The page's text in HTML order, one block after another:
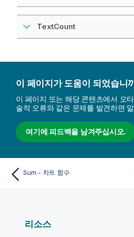
TextCount
이 페이지가 도움이 되었습니
이 페이지 또는 해당 콘텐츠에서 오
술적 오류와 같은 문제를 발견하면
여기에 피드백을 남겨주십시오.
Sum - 차트 함수
리소스